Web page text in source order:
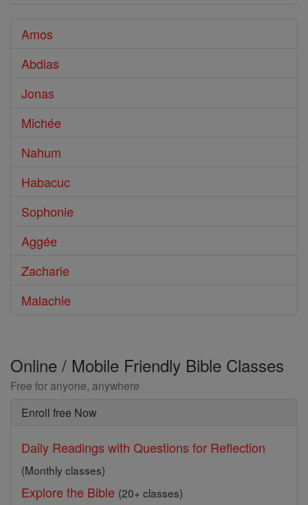
Amos
Abdias
Jonas
Michée
Nahum
Habacuc
Sophonie
Aggée
Zacharie
Malachie
Online / Mobile Friendly Bible Classes
Free for anyone, anywhere
Enroll free Now
Daily Readings with Questions for Reflection
(Monthly classes)
Explore the Bible (20+ classes)